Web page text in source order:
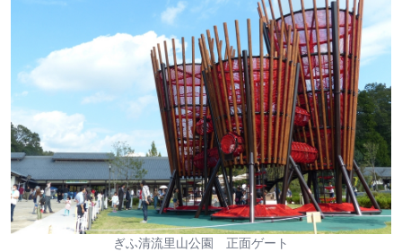
ぎふ清流里山公園 正面ゲート